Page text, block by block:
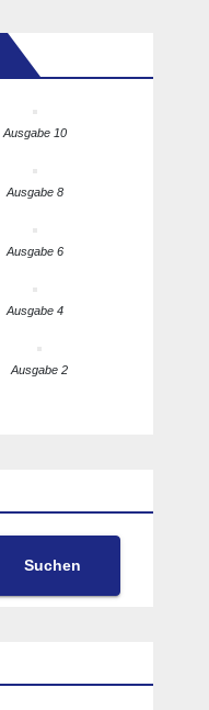
Ausgabe 10
Ausgabe 8
Ausgabe 6
Ausgabe 4
Ausgabe 2
Suchen